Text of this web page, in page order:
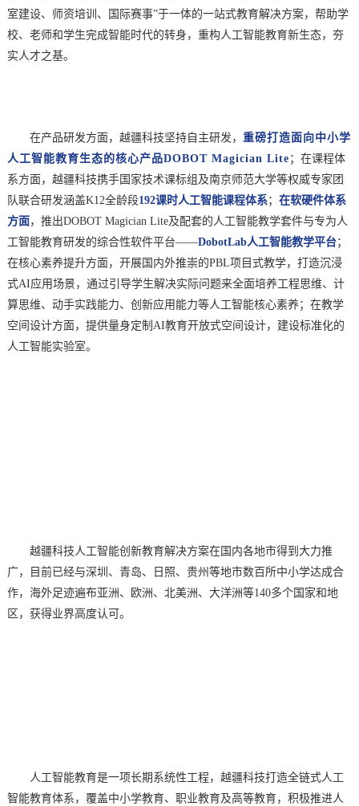
室建设、师资培训、国际赛事”于一体的一站式教育解决方案，帮助学
校、老师和学生完成智能时代的转身，重构人工智能教育新生态，夯
实人才之基。
在产品研发方面，越疆科技坚持自主研发， 重磅打造面向中小学
人工智能教育生态的核心产品DOBOT Magician Lite ；在课程体
系方面， 越疆科技携手国家技术课标组及南京师范大学等权威专家团
队联合研发涵盖K12全龄段192课时人工智能课程体系； 在软硬件体系
方面 ，推出DOBOT Magician Lite及配套的人工智能教学套件与专为人
工智能教育研发的综合性软件平台——DobotLab人工智能教学平台；
在核心素养提升方面，开展国内外推崇的PBL项目式教学，打造沉浸
式AI应用场景，通过引导学生解决实际问题来全面培养工程思维、计
算思维、动手实践能力、创新应用能力等人工智能核心素养 ； 在教学
空间设计方面，提供量身定制 AI教育开放式空间设计，建设标准化的
人工智能实验室。
越疆科技人工智能创新教育解决方案在国内各地市得到大力推
广，目前已经与深圳、青岛、日照、贵州等地市数百所中小学达成合
作，海外足迹遍布亚洲、欧洲、北美洲、大洋洲等140多个国家和地
区，获得业界高度认可。
人工智能教育是一项长期系统性工程，越疆科技打造全链式人工
智能教育体系，覆盖中小学教育、职业教育及高等教育，积极推进人